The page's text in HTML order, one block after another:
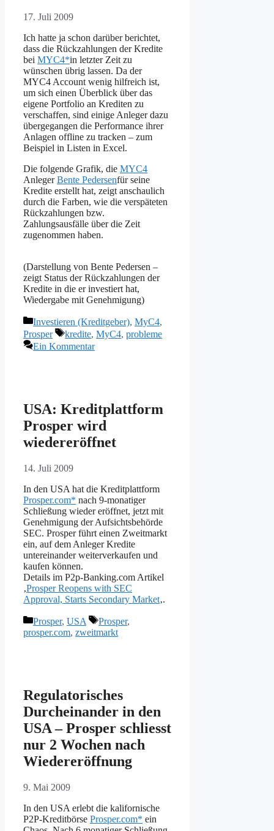
17. Juli 2009
Ich hatte ja schon darüber berichtet,
dass die Rückzahlungen der Kredite
bei MYC4*in letzter Zeit zu
wünschen übrig lassen. Da der
MYC4 Account wenig hilfreich ist,
um sich einen Überblick über das
eigene Portfolio an Krediten zu
verschaffen, sind einige Anleger dazu
übergegangen die Performance ihrer
Anlagen offline zu tracken – zum
Beispiel in Listen in Excel.
Die folgende Grafik, die MYC4
AnlegerBente Pedersenfür seine
Kredite erstellt hat, zeigt anschaulich
durch die Farben, wie die verspäteten
Rückzahlungen bzw.
Zahlungsausfälle über die Zeit
zugenommen haben.
(Darstellung von Bente Pedersen –
zeigt Status der Rückzahlungen der
Kredite in die er investiert hat,
Wiedergabe mit Genehmigung)
Kategorien
Investieren (Kreditgeber), MyC4,
Prosper
Schlagwörter
kredite, MyC4, probleme
Ein Kommentar
USA: Kreditplattform
Prosper wird
wiedereröffnet
14. Juli 2009
In den USA hat die Kreditplattform
Prosper.com* nach 9-monatiger
Schließung wieder eröffnet, jetzt mit
Genehmigung der Aufsichtsbehörde
SEC. Prosper führt einen Zweitmarkt
ein, auf dem Anleger Kredite
untereinander weiterverkaufen und
kaufen können.
Details im P2p-Banking.com Artikel
‚Prosper Reopens with SEC
Approval, Starts Secondary Market‚.
Kategorien
Prosper, USA Schlagwörter
Prosper,
prosper.com, zweitmarkt
Regulatorisches
Durcheinander in den
USA – Prosper schliesst
nur 2 Wochen nach
Wiedereröffnung
9. Mai 2009
In den USA erlebt die kalifornische
P2P-Kreditbörse Prosper.com* ein